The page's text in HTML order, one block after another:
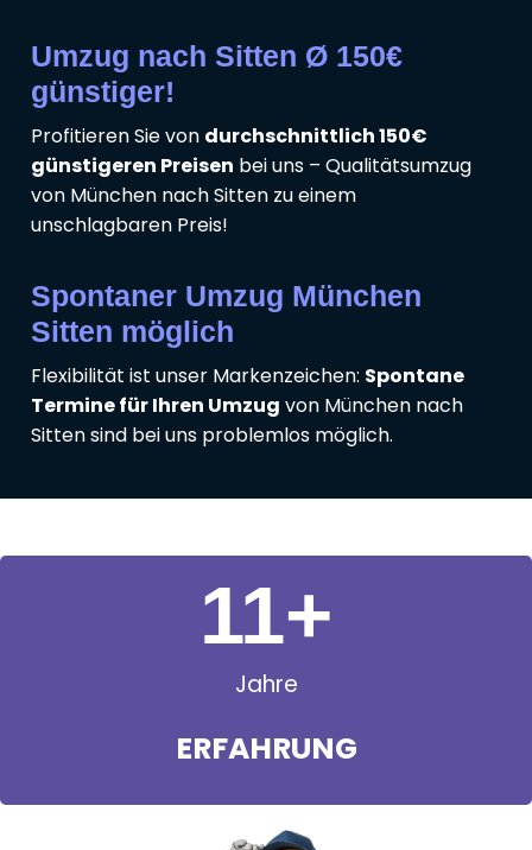
Umzug nach Sitten Ø 150€
günstiger!
Profitieren Sie von durchschnittlich 150€
günstigeren Preisen bei uns – Qualitätsumzug
von München nach Sitten zu einem
unschlagbaren Preis!
Spontaner Umzug München
Sitten möglich
Flexibilität ist unser Markenzeichen: Spontane
Termine für Ihren Umzug von München nach
Sitten sind bei uns problemlos möglich.
Jahre
ERFAHRUNG
11+